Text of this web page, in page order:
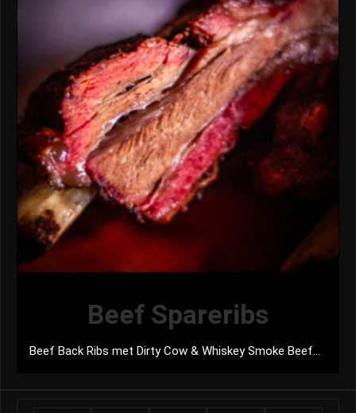
Beef Spareribs
Beef Back Ribs met Dirty Cow & Whiskey Smoke Beef...